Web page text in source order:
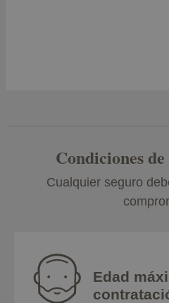
Condiciones
Cualquier seguro
Edad